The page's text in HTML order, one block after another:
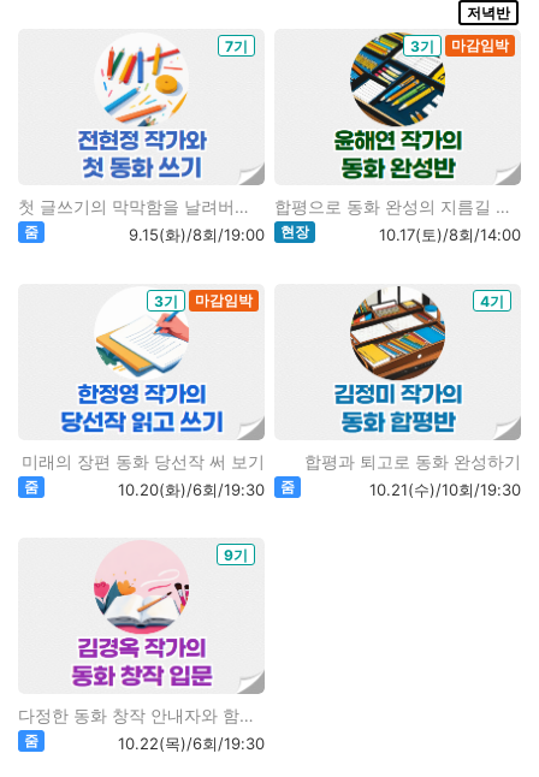
저녁반
7기
줌
첫 글쓰기의 막막함을 날려버려요
9.15(화)/8회/19:00
마감임박
3기
현장
합평으로 동화 완성의 지름길 찾기
10.17(토)/8회/14:00
마감임박
3기
줌
미래의 장편 동화 당선작 써 보기
10.20(화)/6회/19:30
4기
줌
합평과 퇴고로 동화 완성하기
10.21(수)/10회/19:30
9기
줌
다정한 동화 창작 안내자와 함께하는
10.22(목)/6회/19:30